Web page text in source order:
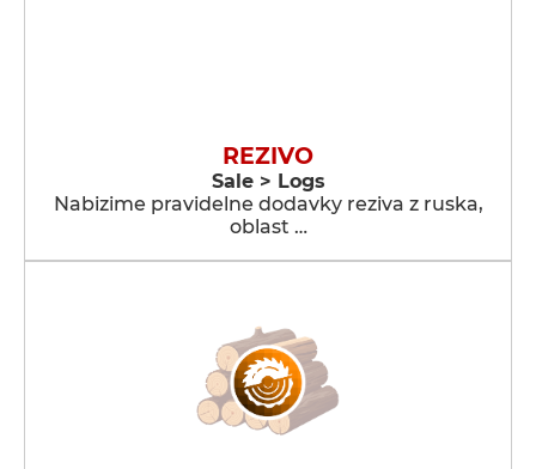
REZIVO
Sale > Logs
Nabizime pravidelne dodavky reziva z ruska,
oblast …